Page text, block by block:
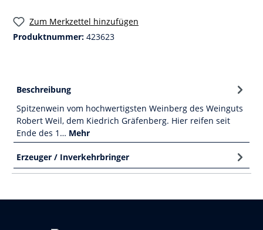
Zum Merkzettel hinzufügen
Produktnummer: 423623
Beschreibung
Spitzenwein vom hochwertigsten Weinberg des Weinguts
Robert Weil, dem Kiedrich Gräfenberg. Hier reifen seit
Ende des 1… Mehr
Erzeuger / Inverkehrbringer